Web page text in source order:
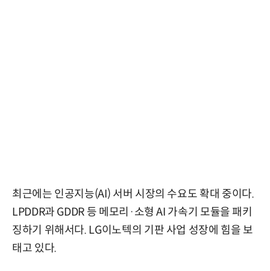
최근에는 인공지능(AI) 서버 시장의 수요도 확대 중이다.
LPDDR과 GDDR 등 메모리·소형 AI 가속기 모듈을 패키
징하기 위해서다. LG이노텍의 기판 사업 성장에 힘을 보
태고 있다.